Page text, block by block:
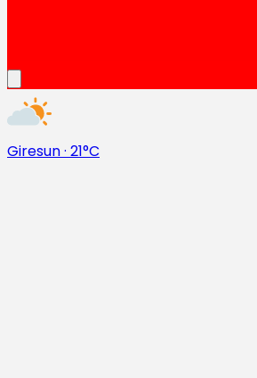
Giresun· 21°C